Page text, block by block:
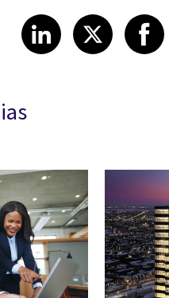
Share on
LinkedIn
Share
X